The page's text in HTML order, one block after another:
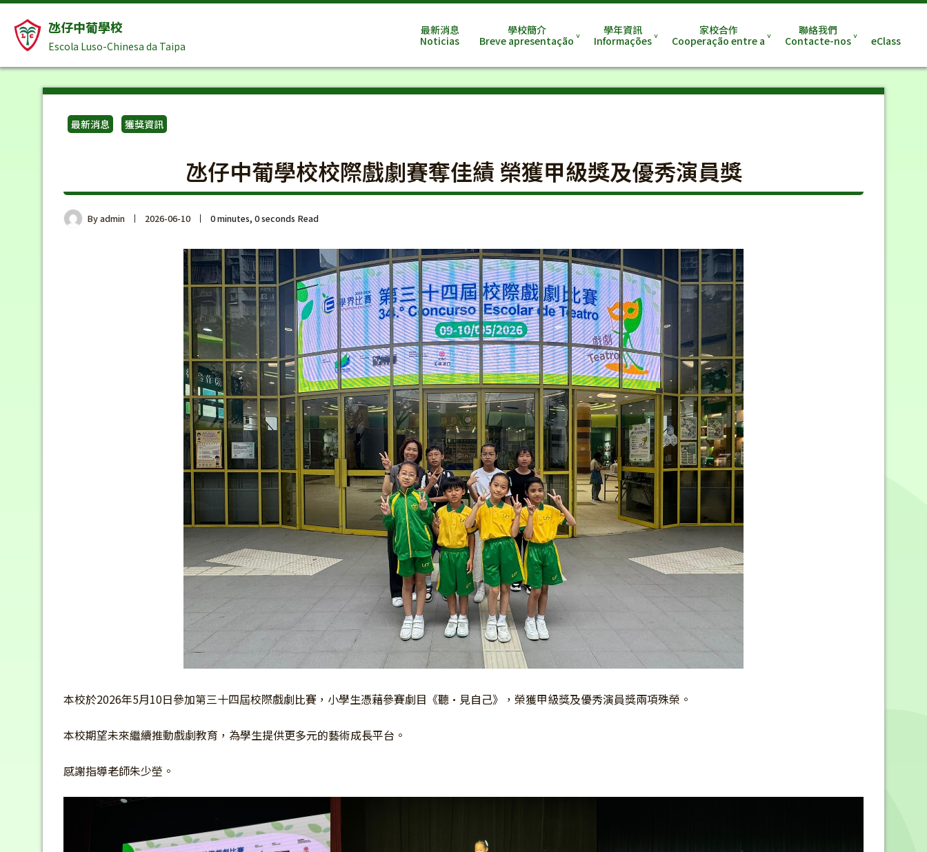
氹仔中葡學校
Escola Luso-Chinesa da Taipa
最新消息
Noticias
學校簡介
Breve apresentação
學年資訊
Informações
家校合作
Cooperação entre a
聯絡我們
Contacte-nos
eClass
最新消息 獲獎資訊
氹仔中葡學校校際戲劇賽奪佳績 榮獲甲級獎及優秀演員獎
Byadmin 2026-06-10 0 minutes, 0 seconds Read
本校於2026年5月10日參加第三十四屆校際戲劇比賽，小學生憑藉參賽劇目《聽•見自己》，榮獲甲級獎及優秀演員獎兩項殊榮。
本校期望未來繼續推動戲劇教育，為學生提供更多元的藝術成長平台。
感謝指導老師朱少塋。